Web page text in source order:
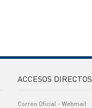
ACCESOS DIRECTOS
Correo Oficial - Webmail